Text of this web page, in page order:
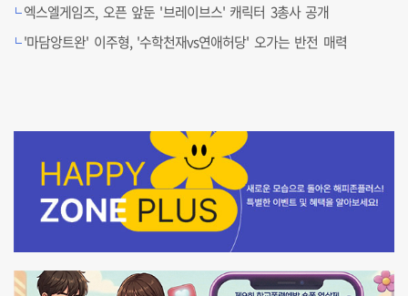
엑스엘게임즈, 오픈 앞둔 '브레이브스' 캐릭터 3총사 공개
'마담앙트완' 이주형, '수학천재vs연애허당' 오가는 반전 매력